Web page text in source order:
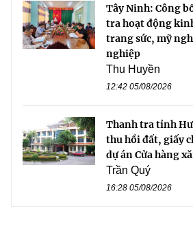
Tây Ninh: Công
tra hoạt động
trang sức, mỹ
nghiệp
Thu Huyền
12:42 05/08/2026
Thanh tra tỉnh
thu hồi đất, giấy
dự án Cửa hàng
Trần Quý
16:28 05/08/2026